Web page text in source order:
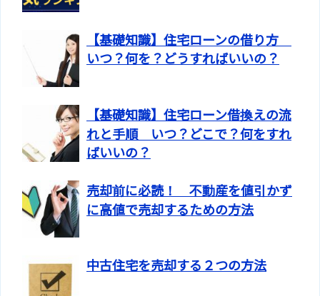
【基礎知識】住宅ローンの借り方
いつ？何を？どうすればいいの？
【基礎知識】住宅ローン借換えの流
れと手順 いつ？どこで？何をすれ
ばいいの？
売却前に必読！ 不動産を値引かず
に高値で売却するための方法
中古住宅を売却する２つの方法